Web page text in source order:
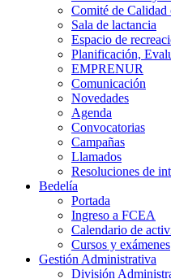
Comité de Calidad
Sala de lactancia
Espacio de
Planificación,
EMPRENUR
Comunicación
Novedades
Agenda
Convocatorias
Campañas
Llamados
Resoluciones de
Bedelía
Portada
Ingreso a FCEA
Calendario de
Cursos y exámenes
Gestión Administrativa
División